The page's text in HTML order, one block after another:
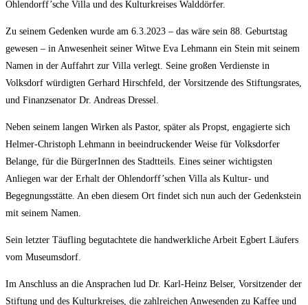
Ohlendorff’sche Villa und des Kulturkreises Walddörfer.
Zu seinem Gedenken wurde am 6.3.2023 – das wäre sein 88. Geburtstag
gewesen – in Anwesenheit seiner Witwe Eva Lehmann ein Stein mit seinem
Namen in der Auffahrt zur Villa verlegt. Seine großen Verdienste in
Volksdorf würdigten Gerhard Hirschfeld, der Vorsitzende des Stiftungsrates,
und Finanzsenator Dr. Andreas Dressel.
Neben seinem langen Wirken als Pastor, später als Propst, engagierte sich
Helmer-Christoph Lehmann in beeindruckender Weise für Volksdorfer
Belange, für die BürgerInnen des Stadtteils. Eines seiner wichtigsten
Anliegen war der Erhalt der Ohlendorff’schen Villa als Kultur- und
Begegnungsstätte. An eben diesem Ort findet sich nun auch der Gedenkstein
mit seinem Namen.
Sein letzter Täufling begutachtete die handwerkliche Arbeit Egbert Läufers
vom Museumsdorf.
Im Anschluss an die Ansprachen lud Dr. Karl-Heinz Belser, Vorsitzender der
Stiftung und des Kulturkreises, die zahlreichen Anwesenden zu Kaffee und